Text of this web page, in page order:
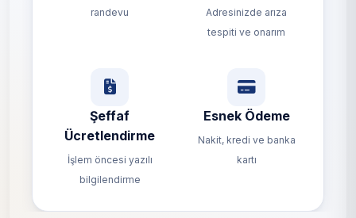
randevu
Adresinizde arıza
tespiti ve onarım
Şeffaf
Ücretlendirme
İşlem öncesi yazılı
bilgilendirme
Esnek Ödeme
Nakit, kredi ve banka
kartı